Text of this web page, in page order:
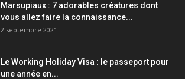
Marsupiaux : 7 adorables créatures dont
vous allez faire la connaissance...
2 septembre 2021
Le Working Holiday Visa : le passeport pour
une année en...